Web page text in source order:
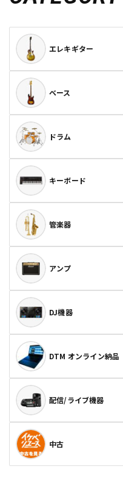
エレキギター
ベース
ドラム
キーボード
管楽器
アンプ
DJ機器
DTM オンライン納品
配信/ライブ機器
中古